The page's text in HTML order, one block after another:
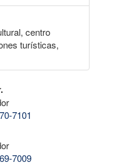
centro
turísticas,
7101
7009